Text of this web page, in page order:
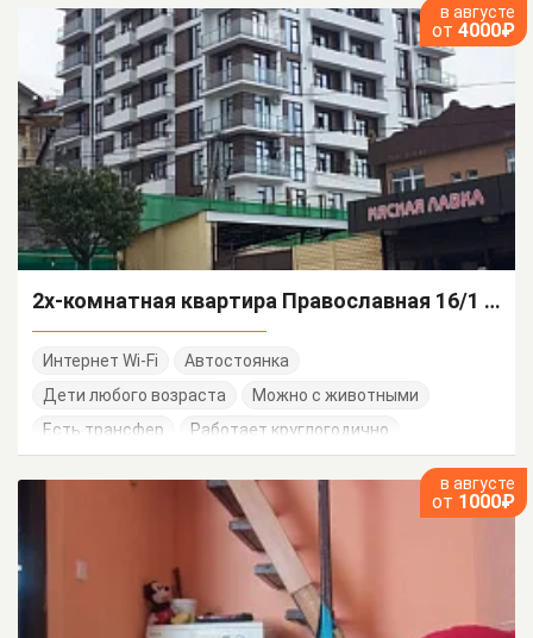
в августе
от 4000₽
2х-комнатная квартира Православная 16/1 кв 2
Интернет Wi-Fi
Автостоянка
Дети любого возраста
Можно с животными
Есть трансфер
Работает круглогодично
в августе
от 1000₽